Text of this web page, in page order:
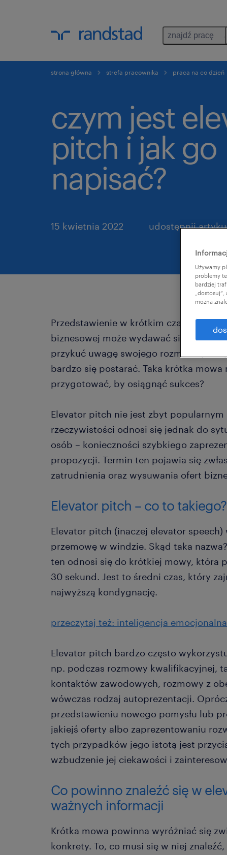
znajdź pracę
strona główna strefa pracownika praca na co dzień
czym jest
pitch i jak go
napisać?
15 kwietnia 2022 udostępnij
Przedstawienie w krótkim czasie
biznesowej może wydawać się proste.
przykuć uwagę swojego rozmówcy i
bardzo się postarać. Taka krótka
przygotować, by osiągnąć sukces?
Elevator pitch nie jest zbyt
rzeczywistości odnosi się jednak do
osób – konieczności szybkiego
propozycji. Termin ten pojawia się
zatrudnienia oraz wysuwania ofert
Elevator pitch – co to takiego?
Elevator pitch (inaczej elevator
przemowę w windzie. Skąd taka
ten odnosi się do krótkiej mowy, która
30 sekund. Jest to średni czas, który
najwyższą kondygnację.
przeczytaj też: inteligencja
Elevator pitch bardzo często
np. podczas rozmowy kwalifikacyjnej,
kontaktów zawodowych, rozmowy z
wówczas rodzaj autoprezentacji.
przedstawieniu nowego pomysłu lub
jakiejś oferty albo zaprezentowaniu
tych przypadków jego istotą jest
wzbudzenie jej ciekawości i
Co powinno znaleźć się w
ważnych informacji
Krótka mowa powinna wyróżniać się
konkrety. To, co musi się w niej
Używamy
problemy
bardziej
można